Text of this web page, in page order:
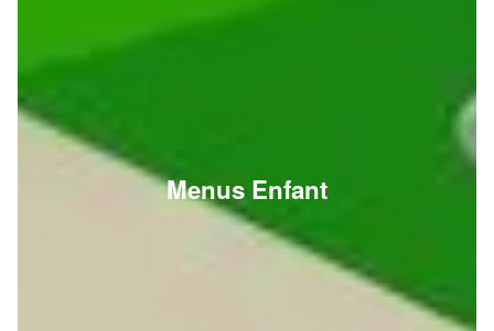
Menus Enfant